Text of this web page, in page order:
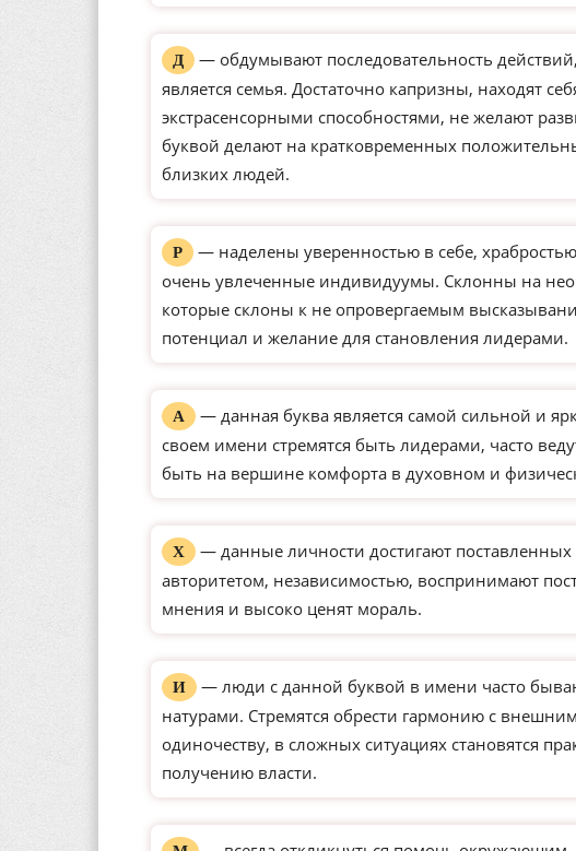
Д
— обдумывают последовательность
является семья. Достаточно капризны, находят
экстрасенсорными способностями, не желают
буквой делают на кратковременных
близких людей.
Р
— наделены уверенностью в себе,
очень увлеченные индивидуумы. Склонны на
которые склоны к не опровергаемым
потенциал и желание для становления лидерами.
А
— данная буква является самой сильной и
своем имени стремятся быть лидерами, часто
быть на вершине комфорта в духовном и
Х
— данные личности достигают
авторитетом, независимостью, воспринимают
мнения и высоко ценят мораль.
И
— люди с данной буквой в имени часто
натурами. Стремятся обрести гармонию с
одиночеству, в сложных ситуациях становятся
получению власти.